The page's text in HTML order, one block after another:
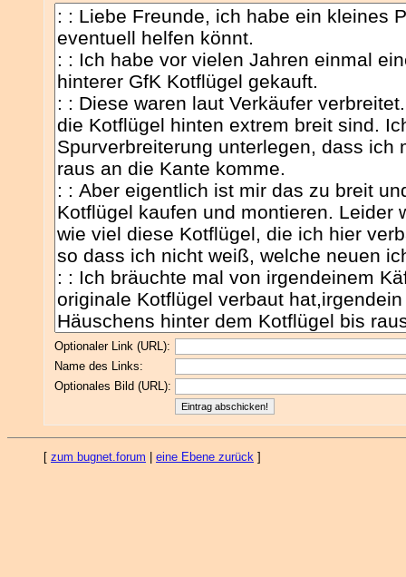
Optionaler Link (URL):
Name des Links:
Optionales Bild (URL):
[ zum bugnet.forum eine Ebene zurück ]